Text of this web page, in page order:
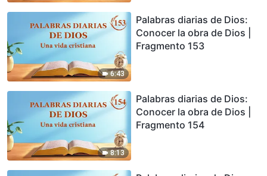
6:43
Palabras diarias de Dios:
Conocer la obra de Dios |
Fragmento 153
8:13
Palabras diarias de Dios:
Conocer la obra de Dios |
Fragmento 154